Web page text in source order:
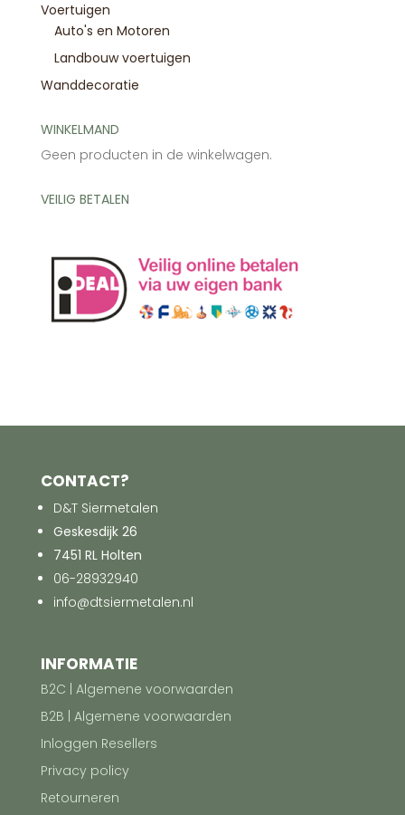
Voertuigen
Auto's en Motoren
Landbouw voertuigen
Wanddecoratie
WINKELMAND
Geen producten in de winkelwagen.
VEILIG BETALEN
CONTACT?
D&T Siermetalen
Geskesdijk 26
7451 RL Holten
06-28932940
info@dtsiermetalen.nl
INFORMATIE
B2C | Algemene voorwaarden
B2B | Algemene voorwaarden
Inloggen Resellers
Privacy policy
Retourneren